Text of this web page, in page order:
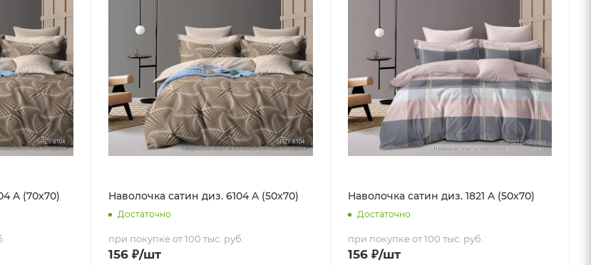
A (70х70) Наволочка сатин диз. 6104 A (50х70)
Достаточно
при покупке от 100 тыс. руб.
156 ₽/шт
Наволочка сатин диз. 1821 A (50х70)
Достаточно
при покупке от 100 тыс. руб.
156₽/шт